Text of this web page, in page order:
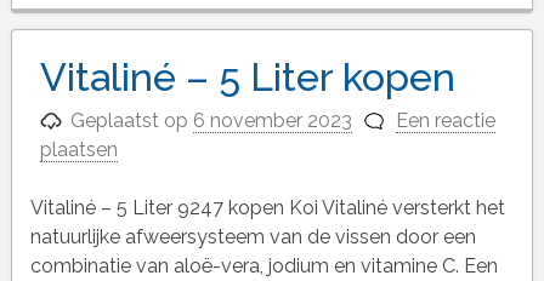
Vitaliné – 5 Liter kopen
Geplaatst op 6 november 2023
Een reactie
plaatsen
Vitaliné – 5 Liter 9247 kopen Koi Vitaliné versterkt het
natuurlijke afweersysteem van de vissen door een
combinatie van aloë-vera, jodium en vitamine C. Een